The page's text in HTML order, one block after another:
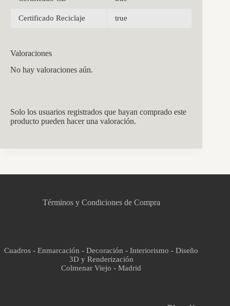
Certificado Reciclaje true
Valoraciones
No hay valoraciones aún.
Solo los usuarios registrados que hayan comprado este
producto pueden hacer una valoración.
Términos y Condiciones de Compra
Cuadros - Enmarcación - Decoración - Interiorismo - Diseño
3D y Renderización
Colmenar Viejo - Madrid
Asistente virtual · En línea